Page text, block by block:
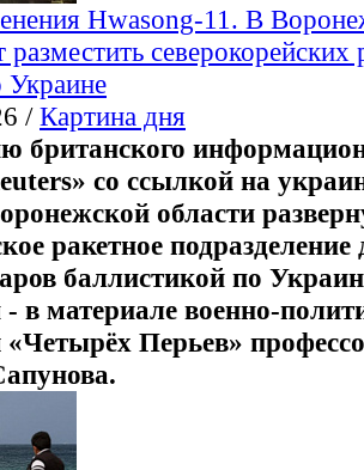
Hwasong-11. В
разместить северокорейских
Украине
/Картина дня
британского
со ссылкой на
области
ракетное подразделение
баллистикой по
в материале военно-
«Четырёх Перьев»